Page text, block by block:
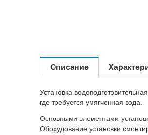
Описание
Установка
где требуется умягченная вода.
Основными элементами
Оборудование установки